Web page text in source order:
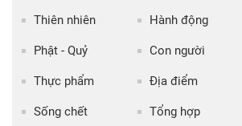
Thiên nhiên Hành động
Phật - Quỷ Con người
Thực phẩm Địa điểm
Sống chết Tổng hợp